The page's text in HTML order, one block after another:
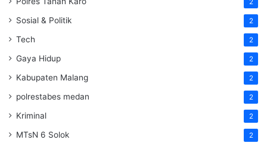
2
Sosial & Politik 2
Tech 2
Gaya Hidup 2
Kabupaten Malang 2
polrestabes medan 2
Kriminal 2
MTsN 6 Solok 2